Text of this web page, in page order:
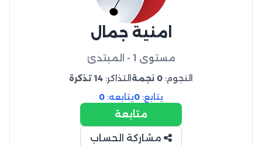
امنية جمال
مستوى 1 - المبتدئ
النجوم: 0 نجمة التذاكر: 14 تذكرة
يتابع: 0يتابعه: 0
متابعة
مشاركة الحساب